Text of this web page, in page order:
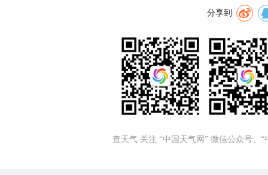
分享到
查天气 关注 “中国天气网” 微信公众号、